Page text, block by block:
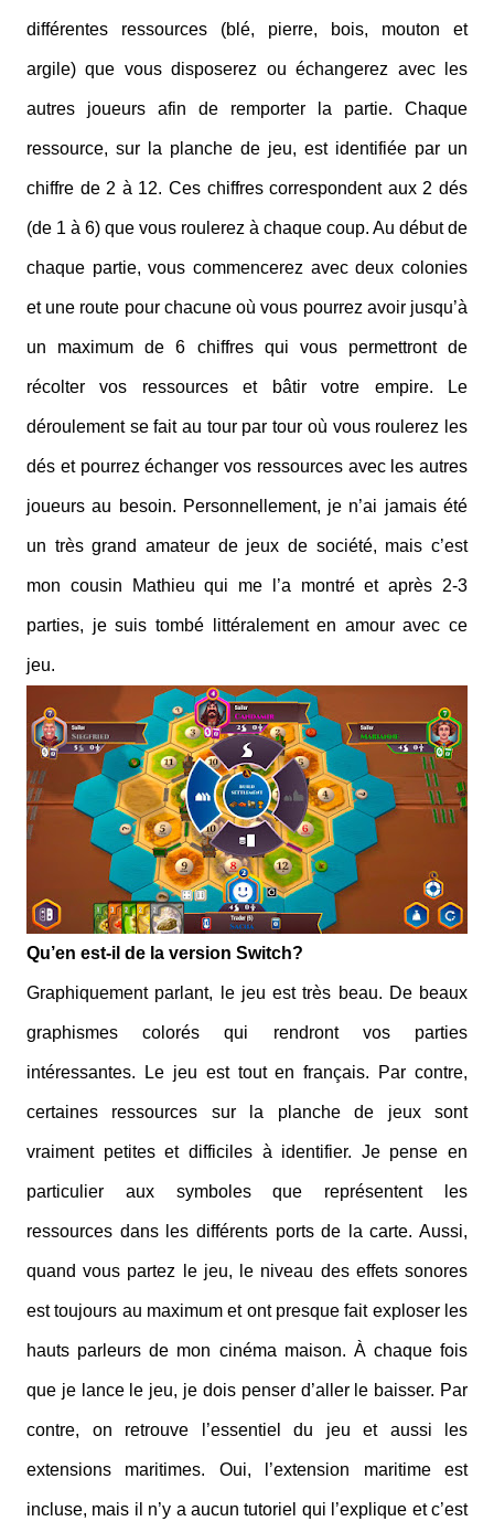
différentes ressources (blé, pierre, bois, mouton et
argile) que vous disposerez ou échangerez avec les
autres joueurs afin de remporter la partie. Chaque
ressource, sur la planche de jeu, est identifiée par un
chiffre de 2 à 12. Ces chiffres correspondent aux 2 dés
(de 1 à 6) que vous roulerez à chaque coup. Au début de
chaque partie, vous commencerez avec deux colonies
et une route pour chacune où vous pourrez avoir jusqu’à
un maximum de 6 chiffres qui vous permettront de
récolter vos ressources et bâtir votre empire. Le
déroulement se fait au tour par tour où vous roulerez les
dés et pourrez échanger vos ressources avec les autres
joueurs au besoin. Personnellement, je n’ai jamais été
un très grand amateur de jeux de société, mais c’est
mon cousin Mathieu qui me l’a montré et après 2-3
parties, je suis tombé littéralement en amour avec ce
jeu.
Qu’en est-il de la version Switch?
Graphiquement parlant, le jeu est très beau. De beaux
graphismes colorés qui rendront vos parties
intéressantes. Le jeu est tout en français. Par contre,
certaines ressources sur la planche de jeux sont
vraiment petites et difficiles à identifier. Je pense en
particulier aux symboles que représentent les
ressources dans les différents ports de la carte. Aussi,
quand vous partez le jeu, le niveau des effets sonores
est toujours au maximum et ont presque fait exploser les
hauts parleurs de mon cinéma maison. À chaque fois
que je lance le jeu, je dois penser d’aller le baisser. Par
contre, on retrouve l’essentiel du jeu et aussi les
extensions maritimes. Oui, l’extension maritime est
incluse, mais il n’y a aucun tutoriel qui l’explique et c’est